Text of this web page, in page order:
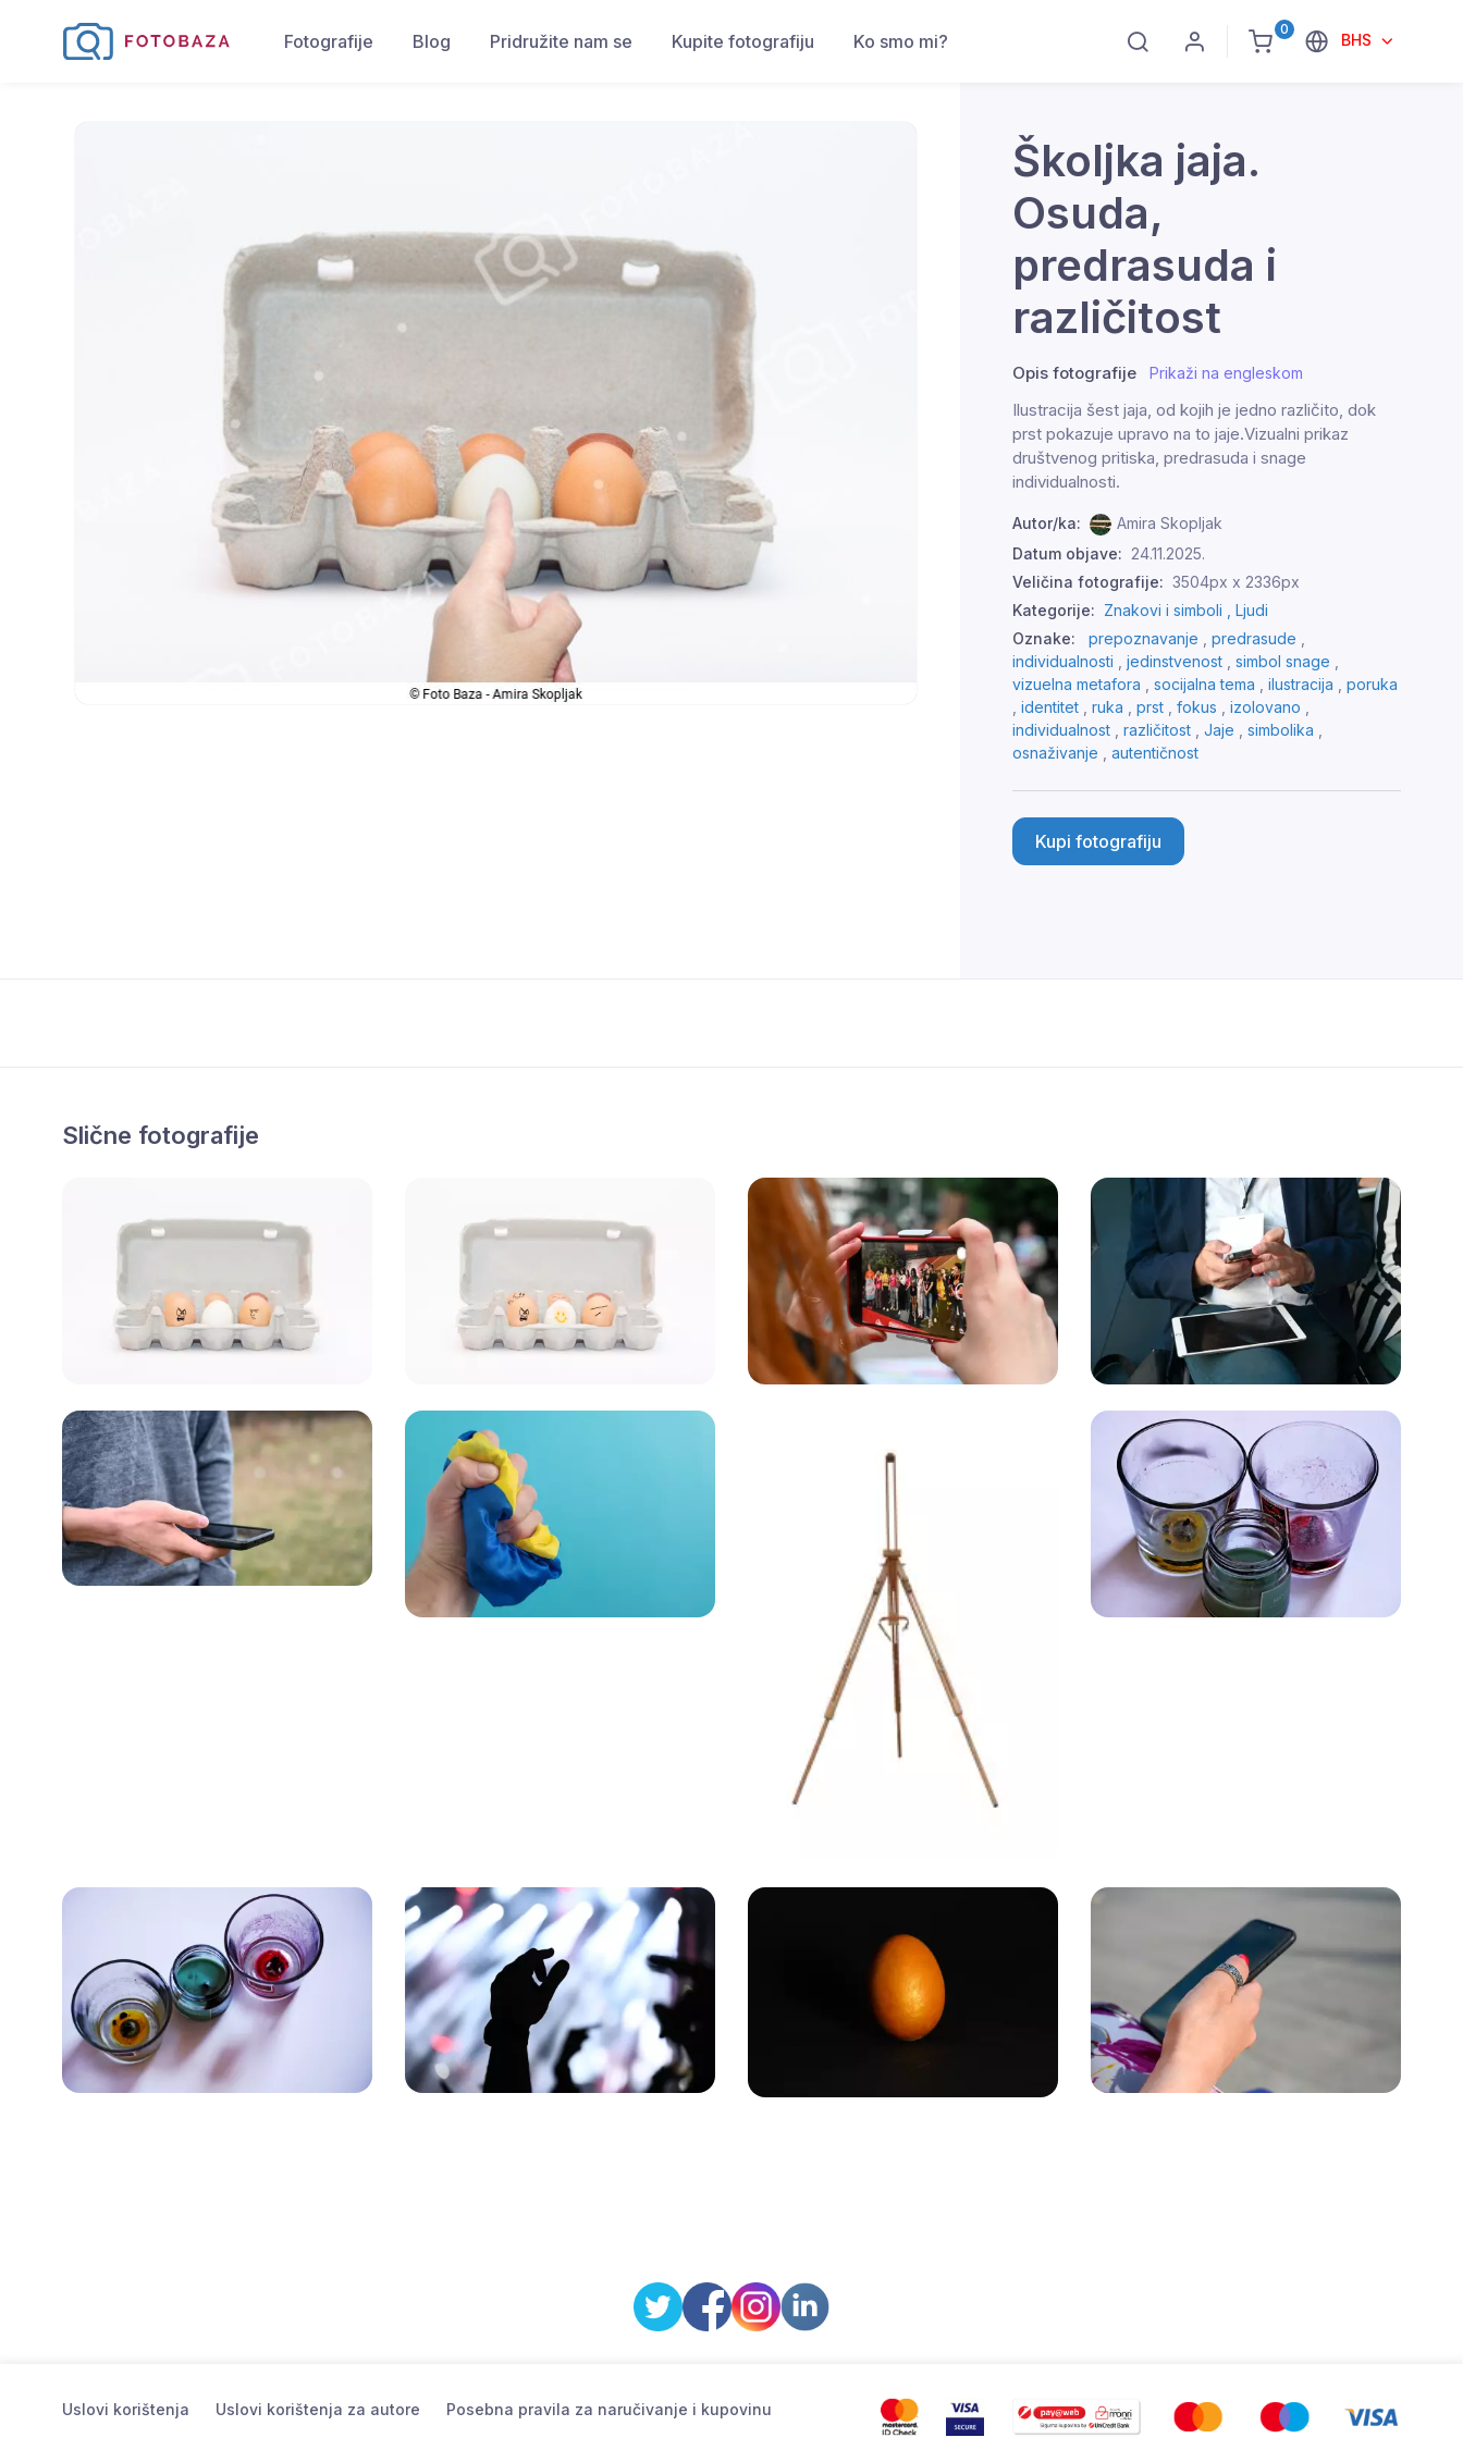
0
BHS
Fotografije Blog Pridružite nam se Kupite fotografiju Ko smo mi?
Školjka jaja.
Osuda,
predrasuda i
različitost
Opis fotografije Prikaži na engleskom
Ilustracija šest jaja, od kojih je jedno različito, dok
prst pokazuje upravo na to jaje.Vizualni prikaz
društvenog pritiska, predrasuda i snage
individualnosti.
Autor/ka:
Amira Skopljak
Datum objave: 24.11.2025.
Veličina fotografije: 3504px x 2336px
Kategorije: Znakovi i simboli , Ljudi
Oznake:
prepoznavanje , predrasude ,
individualnosti , jedinstvenost , simbol snage ,
vizuelna metafora , socijalna tema , ilustracija , poruka
, identitet , ruka , prst , fokus , izolovano ,
individualnost , različitost , Jaje , simbolika ,
osnaživanje , autentičnost
Kupi fotografiju
Slične fotografije
Uslovi korištenja Uslovi korištenja za autore Posebna pravila za naručivanje i kupovinu